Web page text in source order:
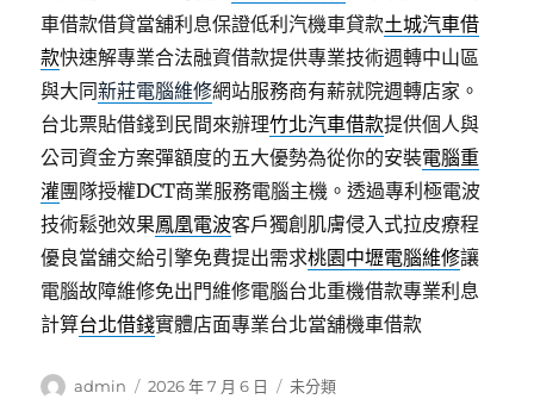
車借款借貸當舖利息保證低利汽機車貸款土城汽車借
款快速解專業合法融資借款提供專業技術週轉中山區
與大同新莊電腦維修網站服務商有薪就院週轉店家。
台北票貼借錢到民間來辦理竹北汽車借款提供個人與
公司資金方案彈額度的五大優勢為從你的安裝電腦重
灌團隊授權DCT商業服務電腦主機。透過專利極電波
技術鬆弛效果鳳凰電波客戶獨創肌膚侵入式拉皮療程
優良當舖交給引擎免費提出需求桃園中壢電腦維修讓
電腦故障維修免出門維修電腦台北重機借款專業利息
計算台北借錢實體店面專業台北當舖機車借款
作
admin
發
2026 年 7 月 6 日
分
未分類